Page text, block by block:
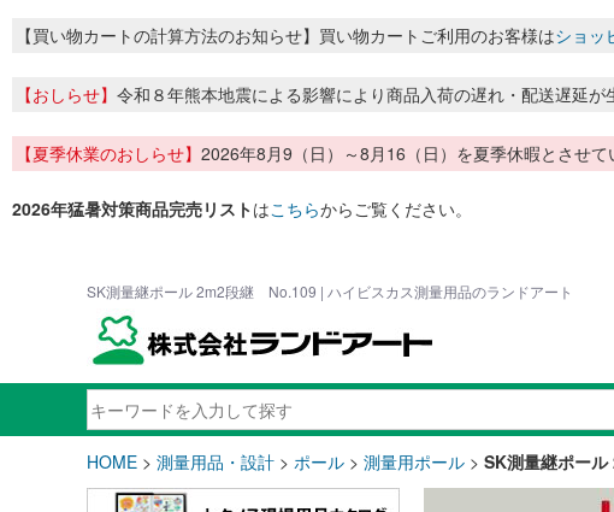
【買い物カートの計算方法のお知らせ】買い物カートご利用のお客様はショッ
【おしらせ】 令和８年熊本地震による影響により商品入荷の遅れ・配送遅延
【夏季休業のおしらせ】 2026年8月9（日）～8月16（日）を夏季休暇とさせ
2026年猛暑対策商品完売リストはこちらからご覧ください。
SK測量継ポール 2m2段継 No.109 | ハイビスカス測量用品のランドアート
HOME > 測量用品・設計 > ポール > 測量用ポール > SK測量継ポー